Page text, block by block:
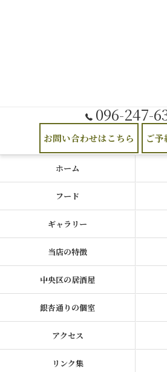
096-247-
お問い合わせはこちら ご
ホーム
フード
ギャラリー
当店の特徴
中央区の居酒屋
銀杏通りの個室
アクセス
リンク集